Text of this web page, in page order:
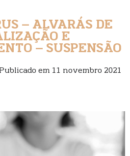
– ALVARÁS DE
E
– SUSPENSÃO
Publicado em 11 novembro 2021